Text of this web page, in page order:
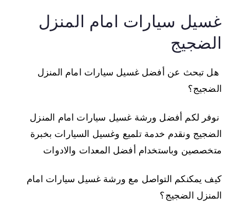
غسيل سيارات امام المنزل
الضجيج
هل تبحث عن أفضل غسيل سيارات امام المنزل
الضجيج؟
نوفر لكم أفضل ورشة غسيل سيارات امام المنزل
الضجيج ونقدم خدمة تلميع وغسيل السيارات بخبرة
متخصصين وباستخدام أفضل المعدات والادوات
كيف يمكنكم التواصل مع ورشة غسيل سيارات امام
المنزل الضجيج؟